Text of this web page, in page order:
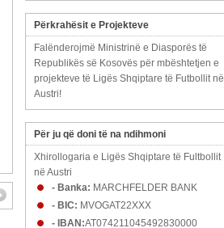
Përkrahësit e Projekteve
Falënderojmë Ministrinë e Diasporës të
Republikës së Kosovës për mbështetjen e
projekteve të Ligës Shqiptare të Futbollit në
Austri!
Për ju që doni të na ndihmoni
Xhirollogaria e Ligës Shqiptare të Fultbollit
në Austri
- Banka: MARCHFELDER BANK
- BIC: MVOGAT22XXX
- IBAN:AT074211045492830000